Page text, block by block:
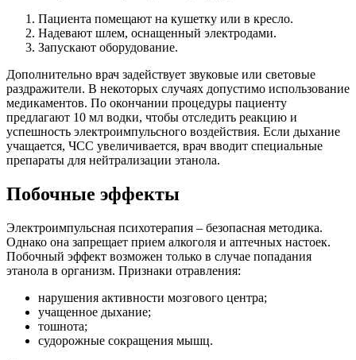
Пациента помещают на кушетку или в кресло.
Надевают шлем, оснащенный электродами.
Запускают оборудование.
Дополнительно врач задействует звуковые или световые
раздражители. В некоторых случаях допустимо использование
медикаментов. По окончании процедуры пациенту
предлагают 10 мл водки, чтобы отследить реакцию и
успешность электроимпульсного воздействия. Если дыхание
учащается, ЧСС увеличивается, врач вводит специальные
препараты для нейтрализации этанола.
Побочные эффекты
Электроимпульсная психотерапия – безопасная методика.
Однако она запрещает прием алкоголя и аптечных настоек.
Побочный эффект возможен только в случае попадания
этанола в организм. Признаки отравления:
нарушения активности мозгового центра;
учащенное дыхание;
тошнота;
судорожные сокращения мышц.